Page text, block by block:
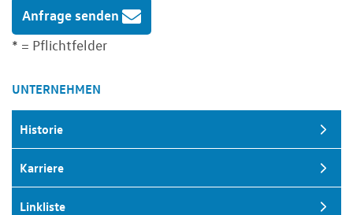
Anfrage senden
* = Pflichtfelder
UNTERNEHMEN
Historie
Karriere
Linkliste